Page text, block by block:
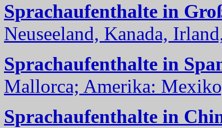
Sprachaufenthalte in
Neuseeland, Kanada,
Sprachaufenthalte in
Mallorca; Amerika:
Sprachaufenthalte in